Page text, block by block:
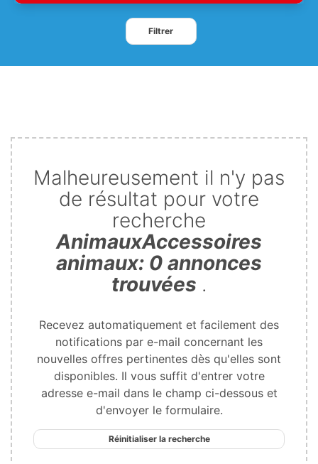
Filtrer
Malheureusement il n'y pas
de résultat pour votre
recherche
AnimauxAccessoires
animaux: 0 annonces
trouvées .
Recevez automatiquement et facilement des
notifications par e-mail concernant les
nouvelles offres pertinentes dès qu'elles sont
disponibles. Il vous suffit d'entrer votre
adresse e-mail dans le champ ci-dessous et
d'envoyer le formulaire.
Réinitialiser la recherche